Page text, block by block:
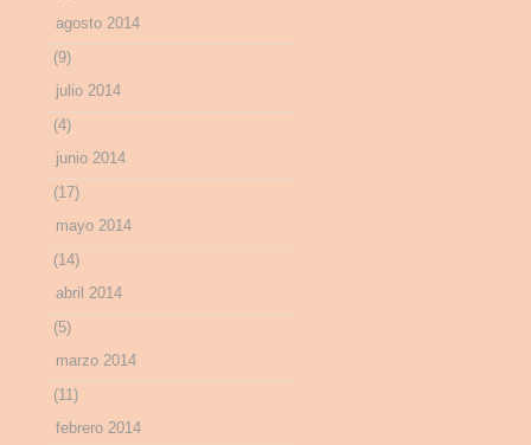
agosto 2014
(9)
julio 2014
(4)
junio 2014
(17)
mayo 2014
(14)
abril 2014
(5)
marzo 2014
(11)
febrero 2014